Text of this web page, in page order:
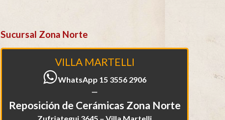
Sucursal Zona Norte
VILLA MARTELLI
WhatsApp 15 3556 2906
—
Reposición de Cerámicas Zona Norte